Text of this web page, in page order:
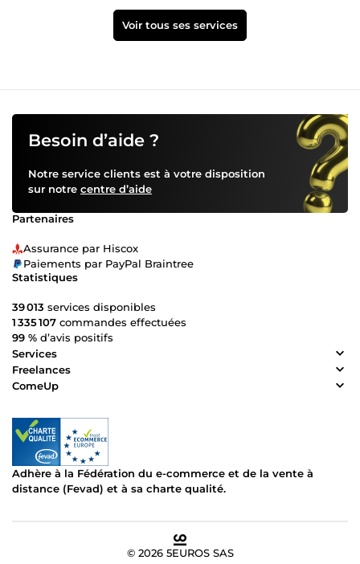
Voir tous ses services
Besoin d’aide ?
Notre service clients est à votre disposition
sur notre centre d’aide
Partenaires
Assurance par Hiscox
Paiements par PayPal Braintree
Statistiques
39 013 services disponibles
1 335 107 commandes effectuées
99 % d’avis positifs
Services
Freelances
ComeUp
Adhère à la Fédération du e-commerce et de la vente à
distance (Fevad) et à sa charte qualité.
© 2026 5EUROS SAS